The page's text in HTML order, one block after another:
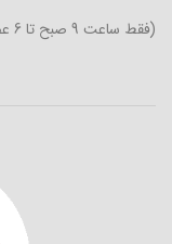
(فقط ساعت 9 صبح تا 6 عصر)